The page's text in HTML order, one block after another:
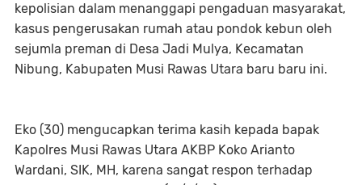
kepolisian dalam menanggapi pengaduan masyarakat,
kasus pengerusakan rumah atau pondok kebun oleh
sejumla preman di Desa Jadi Mulya, Kecamatan
Nibung, Kabupaten Musi Rawas Utara baru baru ini.
Eko (30) mengucapkan terima kasih kepada bapak
Kapolres Musi Rawas Utara AKBP Koko Arianto
Wardani, SIK, MH, karena sangat respon terhadap